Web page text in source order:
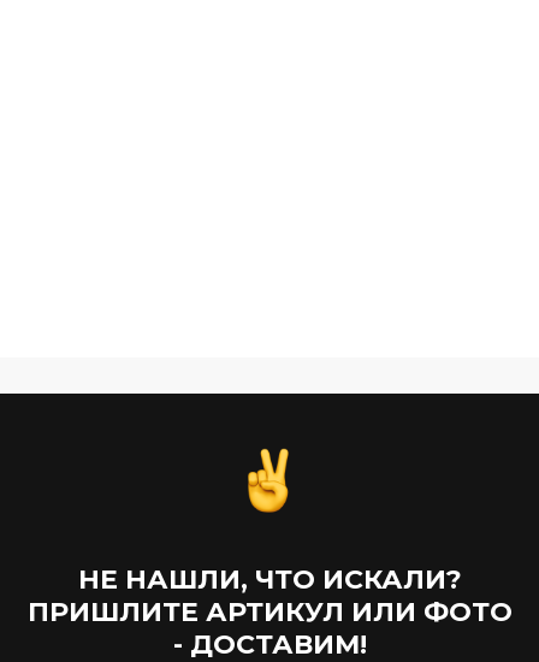
НЕ НАШЛИ, ЧТО ИСКАЛИ?
ПРИШЛИТЕ АРТИКУЛ ИЛИ ФОТО
- ДОСТАВИМ!